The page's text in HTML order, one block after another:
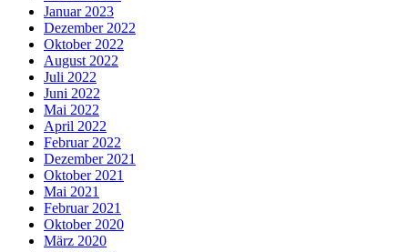
Januar 2023
Dezember 2022
Oktober 2022
August 2022
Juli 2022
Juni 2022
Mai 2022
April 2022
Februar 2022
Dezember 2021
Oktober 2021
Mai 2021
Februar 2021
Oktober 2020
März 2020